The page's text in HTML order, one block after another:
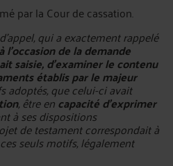
par la Cour de cassation.
qui a exactement rappelé
l'occasion de la demande
saisie, d'examiner le contenu
établis par le majeur
adoptés, que celui-ci avait
, être encapacité d'exprimer
à ses dispositions
de testament correspondait à
seuls motifs, légalement